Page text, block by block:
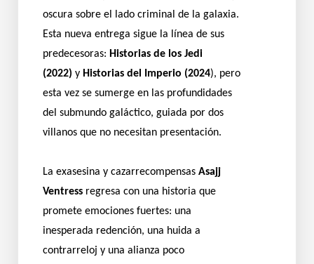
oscura sobre el lado criminal de la galaxia.
Esta nueva entrega sigue la línea de sus
predecesoras: Historias de los Jedi
(2022) y Historias del Imperio (2024), pero
esta vez se sumerge en las profundidades
del submundo galáctico, guiada por dos
villanos que no necesitan presentación.
La exasesina y cazarrecompensas Asajj
Ventress regresa con una historia que
promete emociones fuertes: una
inesperada redención, una huida a
contrarreloj y una alianza poco